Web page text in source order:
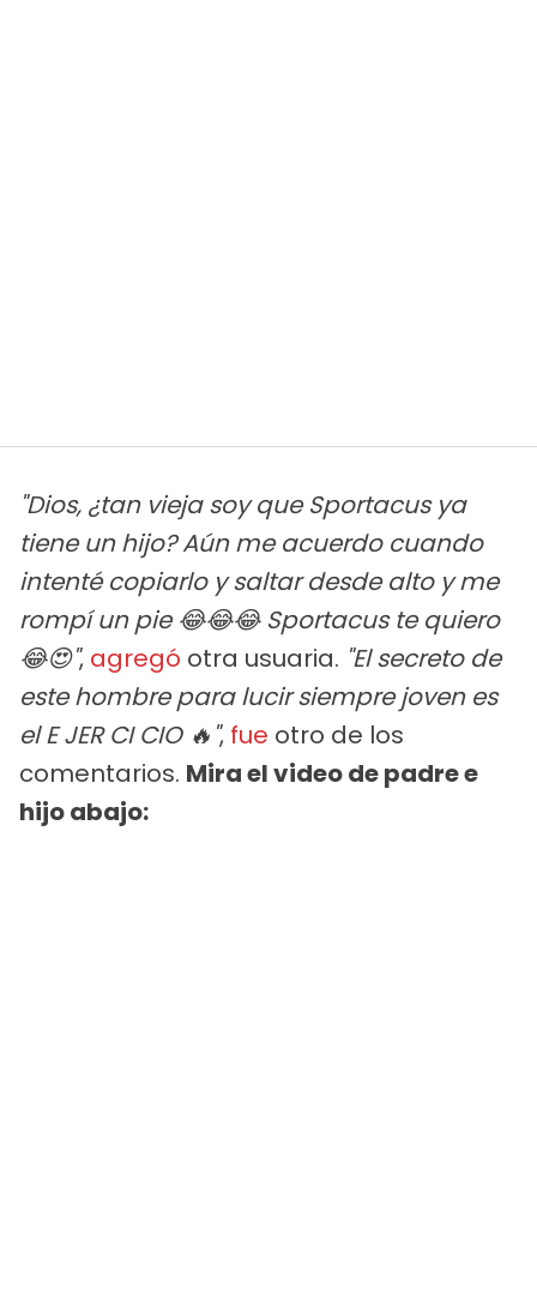
"Dios, ¿tan vieja soy que Sportacus ya
tiene un hijo? Aún me acuerdo cuando
intenté copiarlo y saltar desde alto y me
rompí un pie 😂😂😂 Sportacus te quiero
😂😍", agregó otra usuaria. "El secreto de
este hombre para lucir siempre joven es
el E JER CI CIO 🔥", fue otro de los
comentarios. Mira el video de padre e
hijo abajo: